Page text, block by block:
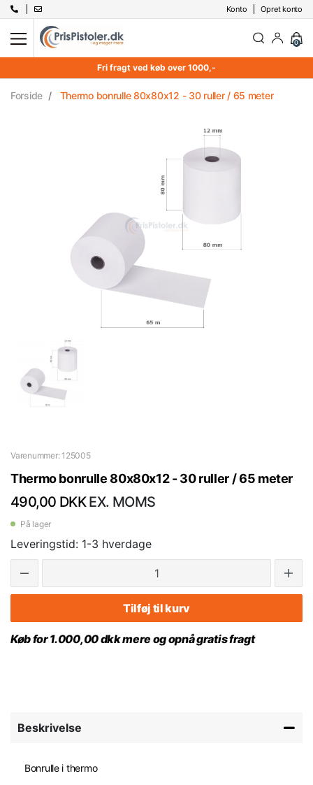
Konto Opret konto
0
Fri fragt ved køb over 1000,-
Forside Thermo bonrulle 80x80x12 - 30 ruller / 65 meter
Varenummer: 125005
Thermo bonrulle 80x80x12 - 30 ruller / 65 meter
490,00 DKK EX. MOMS
På lager
Leveringstid: 1-3 hverdage
Tilføj til kurv
Køb for 1.000,00 dkk mere og opnå gratis fragt
Beskrivelse
Bonrulle i thermo